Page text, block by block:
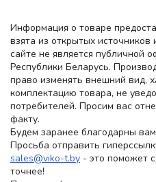
Информация о товаре
взята из открытых
сайте не является публичной
Республики Беларусь.
право изменять внешний вид,
комплектацию товара, не
потребителей. Просим вас
факту.
Будем заранее благодарны
Просьба отправить
sales@viko-t.by - это поможет
точнее!